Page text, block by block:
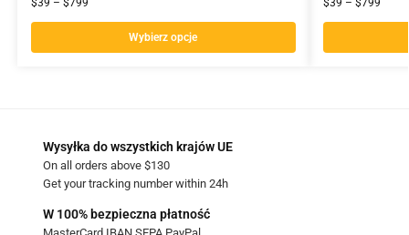
$39 – $799
Wybierz opcje
$39 – $799
Wysyłka do wszystkich krajów UE
On all orders above $130
Get your tracking number within 24h
W 100% bezpieczna płatność